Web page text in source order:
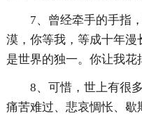
7、曾经牵手的手指
漠，你等我，等成十年
是世界的独一。你让我花
8、可惜，世上有很
痛苦难过、悲哀惆怅、